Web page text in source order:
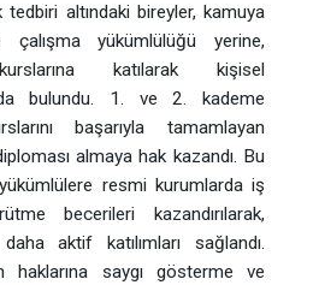
tedbiri altındaki bireyler, kamuya
çalışma yükümlülüğü yerine,
katılarak kişisel
bulundu. 1. ve 2. kademe
başarıyla tamamlayan
almaya hak kazandı. Bu
resmi kurumlarda iş
becerileri kazandırılarak,
aktif katılımları sağlandı.
haklarına saygı gösterme ve